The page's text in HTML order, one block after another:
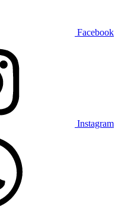
Facebook
Instagram